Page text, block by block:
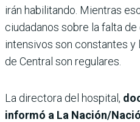
irán habilitando. Mientras
ciudadanos sobre la falta
intensivos son constantes y
de Central son regulares.
La directora del hospital,
informó a La Nación/